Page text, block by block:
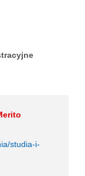
studia-i-